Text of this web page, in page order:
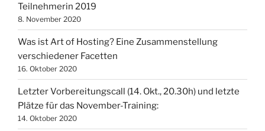
Teilnehmerin 2019
8. November 2020
Was ist Art of Hosting? Eine Zusammenstellung
verschiedener Facetten
16. Oktober 2020
Letzter Vorbereitungscall (14. Okt., 20.30h) und letzte
Plätze für das November-Training:
14. Oktober 2020